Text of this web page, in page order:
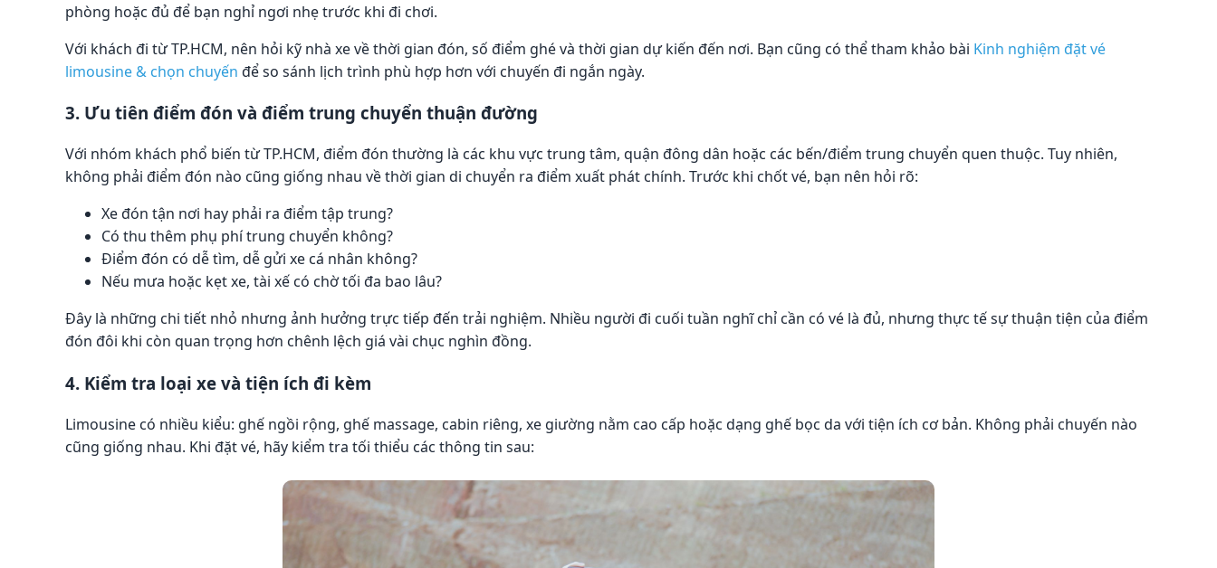
phòng hoặc đủ để bạn nghỉ ngơi nhẹ trước khi đi chơi.
Với khách đi từ TP.HCM, nên hỏi kỹ nhà xe về thời gian đón, số điểm ghé và thời gian dự kiến đến nơi. Bạn cũng có thể tham khảo bài Kinh nghiệm đặt vé
limousine & chọn chuyến để so sánh lịch trình phù hợp hơn với chuyến đi ngắn ngày.
3. Ưu tiên điểm đón và điểm trung chuyển thuận đường
Với nhóm khách phổ biến từ TP.HCM, điểm đón thường là các khu vực trung tâm, quận đông dân hoặc các bến/điểm trung chuyển quen thuộc. Tuy nhiên,
không phải điểm đón nào cũng giống nhau về thời gian di chuyển ra điểm xuất phát chính. Trước khi chốt vé, bạn nên hỏi rõ:
Xe đón tận nơi hay phải ra điểm tập trung?
Có thu thêm phụ phí trung chuyển không?
Điểm đón có dễ tìm, dễ gửi xe cá nhân không?
Nếu mưa hoặc kẹt xe, tài xế có chờ tối đa bao lâu?
Đây là những chi tiết nhỏ nhưng ảnh hưởng trực tiếp đến trải nghiệm. Nhiều người đi cuối tuần nghĩ chỉ cần có vé là đủ, nhưng thực tế sự thuận tiện của điểm
đón đôi khi còn quan trọng hơn chênh lệch giá vài chục nghìn đồng.
4. Kiểm tra loại xe và tiện ích đi kèm
Limousine có nhiều kiểu: ghế ngồi rộng, ghế massage, cabin riêng, xe giường nằm cao cấp hoặc dạng ghế bọc da với tiện ích cơ bản. Không phải chuyến nào
cũng giống nhau. Khi đặt vé, hãy kiểm tra tối thiểu các thông tin sau: